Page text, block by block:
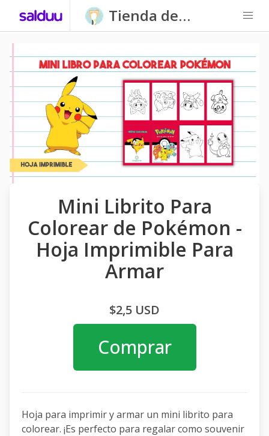
Tienda de
Carpatitas
Homeschool
Mini Librito Para
Colorear de Pokémon -
Hoja Imprimible Para
Armar
$2,5 USD
Comprar
Hoja para imprimir y armar un mini librito para
colorear. ¡Es perfecto para regalar como souvenir